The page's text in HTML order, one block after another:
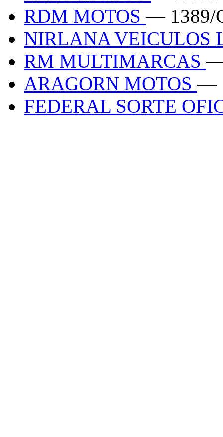
RDM MOTOS— 1389/
NIRLANA VEICULOS
RM MULTIMARCAS—
ARAGORN MOTOS—
FEDERAL SORTE